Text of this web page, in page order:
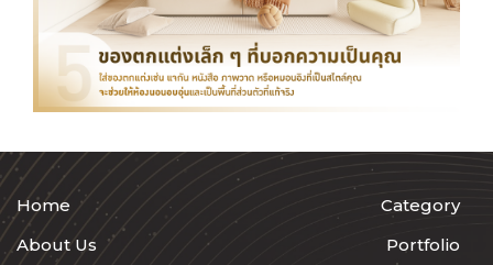
Home
Category
About Us
Portfolio